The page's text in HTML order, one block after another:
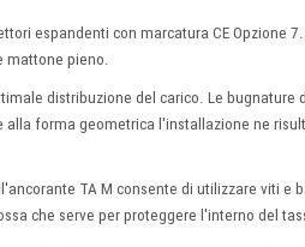
espandenti con marcatura CE Opzione
mattone pieno.
distribuzione del carico. Le
forma geometrica l'installazione ne
TA M consente di utilizzare viti e
che serve per proteggere l'interno del